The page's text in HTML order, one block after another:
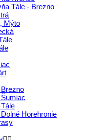
Tále - Brezno
Mýto
Horehronie